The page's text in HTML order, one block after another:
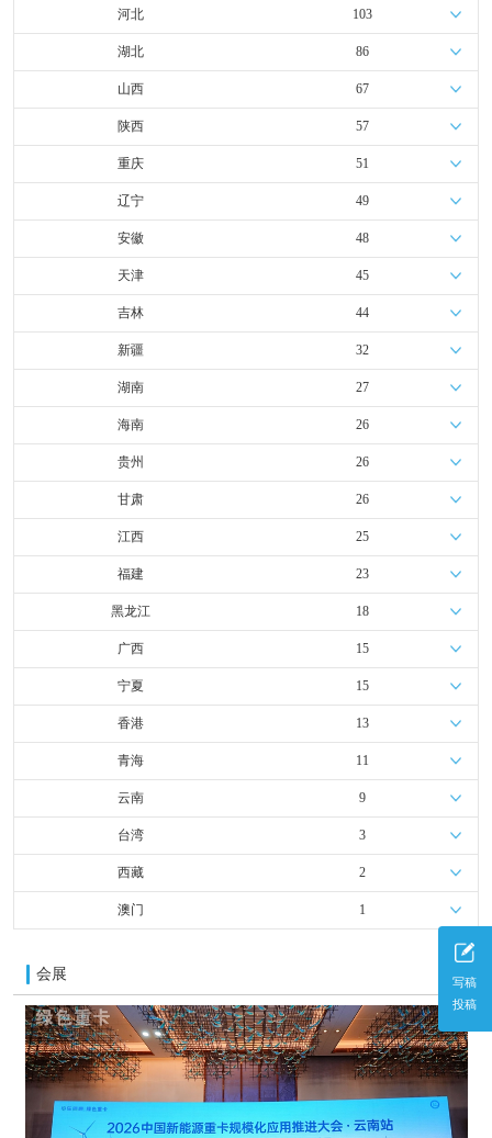
写稿
投稿
河北 103
湖北 86
山西 67
陕西 57
重庆 51
辽宁 49
安徽 48
天津 45
吉林 44
新疆 32
湖南 27
海南 26
贵州 26
甘肃 26
江西 25
福建 23
黑龙江 18
广西 15
宁夏 15
香港 13
青海 11
云南 9
台湾 3
西藏 2
澳门 1
会展 更多